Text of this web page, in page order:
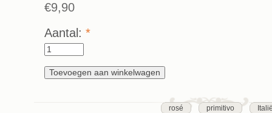
€9,90
Aantal: *
rosé primitivo